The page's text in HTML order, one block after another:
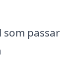
som passar